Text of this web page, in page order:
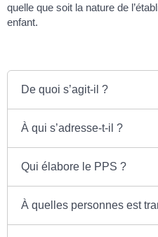
quelle que soit la nature de
enfant.
De quoi s’agit-il ?
À qui s’adresse-t-il ?
Qui élabore le PPS ?
À quelles personnes est